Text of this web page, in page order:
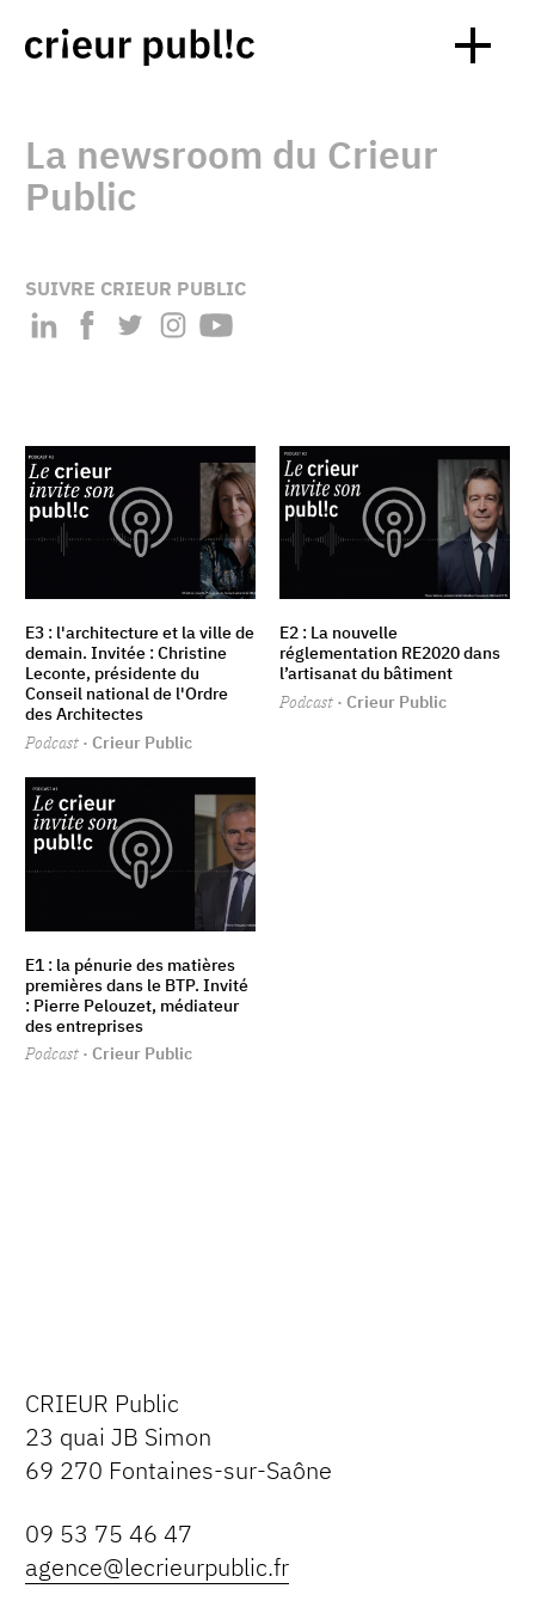
La newsroom du Crieur
Public
SUIVRE CRIEUR PUBLIC
E3 : l'architecture et la ville de
demain. Invitée : Christine
Leconte, présidente du
Conseil national de l'Ordre
des Architectes
Podcast · Crieur Public
E2 : La nouvelle
réglementation RE2020 dans
l’artisanat du bâtiment
Podcast · Crieur Public
E1 : la pénurie des matières
premières dans le BTP. Invité
: Pierre Pelouzet, médiateur
des entreprises
Podcast · Crieur Public
CRIEUR Public
23 quai JB Simon
69 270 Fontaines-sur-Saône
09 53 75 46 47
agence@lecrieurpublic.fr